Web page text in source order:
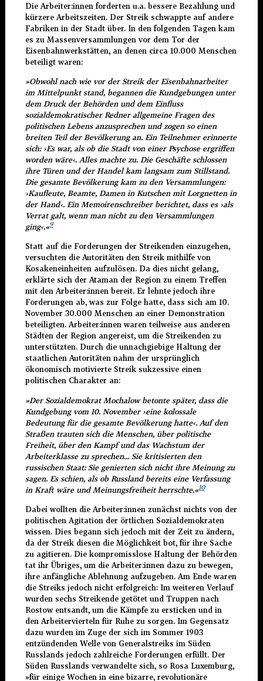
Die Arbeiter:innen forderten u.a. bessere Bezahlung und
kürzere Arbeitszeiten. Der Streik schwappte auf andere
Fabriken in der Stadt über. In den folgenden Tagen kam
es zu Massenversammlungen vor dem Tor der
Eisenbahnwerkstätten, an denen circa 10.000 Menschen
beteiligt waren:
»Obwohl nach wie vor der Streik der Eisenbahnarbeiter
im Mittelpunkt stand, begannen die Kundgebungen unter
dem Druck der Behörden und dem Einfluss
sozialdemokratischer Redner allgemeine Fragen des
politischen Lebens anzusprechen und zogen so einen
breiten Teil der Bevölkerung an. Ein Teilnehmer erinnerte
sich: ›Es war, als ob die Stadt von einer Psychose ergriffen
worden wäre‹. Alles machte zu. Die Geschäfte schlossen
ihre Türen und der Handel kam langsam zum Stillstand.
Die gesamte Bevölkerung kam zu den Versammlungen:
›Kaufleute, Beamte, Damen in Kutschen mit Lorgnetten in
der Hand‹. Ein Memoirenschreiber berichtet, dass es ›als
Verrat galt, wenn man nicht zu den Versammlungen
ging‹.«9
Statt auf die Forderungen der Streikenden einzugehen,
versuchten die Autoritäten den Streik mithilfe von
Kosakeneinheiten aufzulösen. Da dies nicht gelang,
erklärte sich der Ataman der Region zu einem Treffen
mit den Arbeiter:innen bereit. Er lehnte jedoch ihre
Forderungen ab, was zur Folge hatte, dass sich am 10.
November 30.000 Menschen an einer Demonstration
beteiligten. Arbeiter:innen waren teilweise aus anderen
Städten der Region angereist, um die Streikenden zu
unterstützten. Durch die unnachgiebige Haltung der
staatlichen Autoritäten nahm der ursprünglich
ökonomisch motivierte Streik sukzessive einen
politischen Charakter an:
»Der Sozialdemokrat Mochalow betonte später, dass die
Kundgebung vom 10. November ›eine kolossale
Bedeutung für die gesamte Bevölkerung hatte‹. Auf den
Straßen trauten sich die Menschen, über politische
Freiheit, über den Kampf und das Wachstum der
Arbeiterklasse zu sprechen... Sie kritisierten den
russischen Staat: Sie genierten sich nicht ihre Meinung zu
sagen. Es schien, als ob Russland bereits eine Verfassung
in Kraft wäre und Meinungsfreiheit herrschte.«10
Dabei wollten die Arbeiter:innen zunächst nichts von der
politischen Agitation der örtlichen Sozialdemokraten
wissen. Dies begann sich jedoch mit der Zeit zu ändern,
da der Streik diesen die Möglichkeit bot, für ihre Sache
zu agitieren. Die kompromisslose Haltung der Behörden
tat ihr Übriges, um die Arbeiter:innen dazu zu bewegen,
ihre anfängliche Ablehnung aufzugeben. Am Ende waren
die Streiks jedoch nicht erfolgreich: Im weiteren Verlauf
wurden sechs Streikende getötet und Truppen nach
Rostow entsandt, um die Kämpfe zu ersticken und in
den Arbeitervierteln für Ruhe zu sorgen. Im Gegensatz
dazu wurden im Zuge der sich im Sommer 1903
entzündenden Welle von Generalstreiks im Süden
Russlands jedoch zahlreiche Forderungen erfüllt. Der
Süden Russlands verwandelte sich, so Rosa Luxemburg,
»für einige Wochen in eine bizarre, revolutionäre